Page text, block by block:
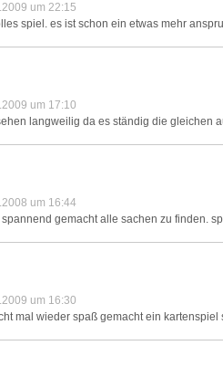
um 22:15
spiel. es ist schon ein etwas mehr
um 17:10
langweilig da es ständig die
um 16:44
gemacht alle sachen zu finden.
um 16:30
mal wieder spaß gemacht ein